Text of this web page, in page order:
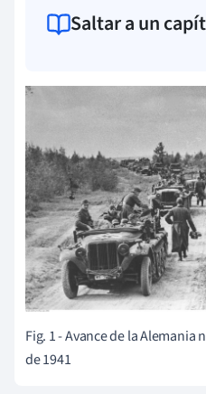
Saltar a un
Fig. 1 - Avance de la
de 1941